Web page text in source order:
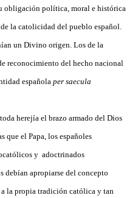
obligación política, moral e histórica
la catolicidad del pueblo español.
un Divino origen. Los de la
reconocimiento del hecho nacional
española per saecula
herejía el brazo armado del Dios
que el Papa, los españoles
y adoctrinados
apropiarse del concepto
la propia tradición católica y tan